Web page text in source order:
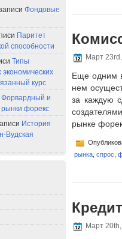
Фондовые
Паритет
способности
Типы
курс
Форвардный и
форекс
История
Вудская
Март
Еще одним
нем
за каждую
рынке
рынка спрос
Март